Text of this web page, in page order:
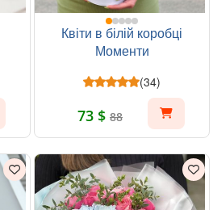
Квіти в білій коробці
Моменти
(34)
73 $ 88